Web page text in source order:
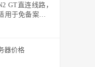
GT直连线路，
用于免备案建站
器价格